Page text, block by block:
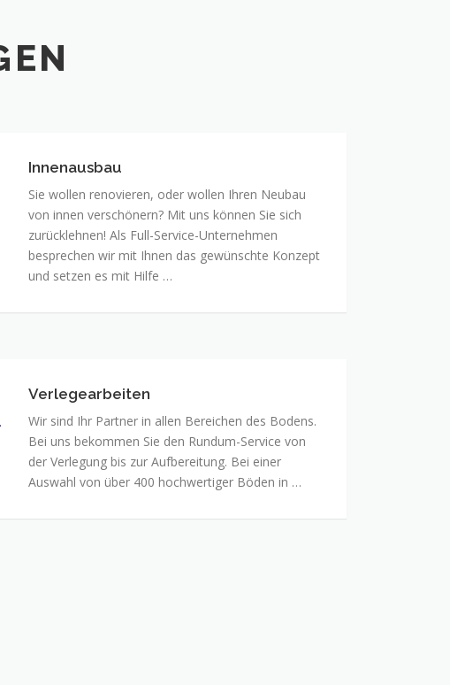
Innenausbau
Innenausbau
Sie wollen renovieren, oder wollen Ihren Neubau
von innen verschönern? Mit uns können Sie sich
zurücklehnen! Als Full-Service-Unternehmen
besprechen wir mit Ihnen das gewünschte Konzept
und setzen es mit Hilfe …
Verlegearbeiten
Verlegearbeiten
Wir sind Ihr Partner in allen Bereichen des Bodens.
Bei uns bekommen Sie den Rundum-Service von
der Verlegung bis zur Aufbereitung. Bei einer
Auswahl von über 400 hochwertiger Böden in …